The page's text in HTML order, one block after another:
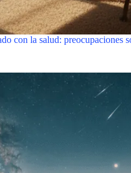
con la salud: preocupaciones